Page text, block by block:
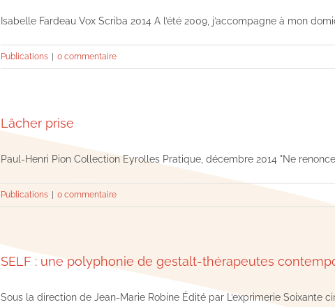
Isabelle Fardeau Vox Scriba 2014 A l’été 2009, j’accompagne à mon
Publications 0 commentaire
Lâcher prise
Paul-Henri Pion Collection Eyrolles Pratique, décembre 2014 "Ne
Publications 0 commentaire
SELF : une polyphonie de gestalt-thérapeutes
Sous la direction de Jean-Marie Robine Édité par L’exprimerie Soixante